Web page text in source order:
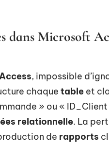
dans Microsoft
, impossible
chaque table et
» ou «
relationnelle. La
de rapports